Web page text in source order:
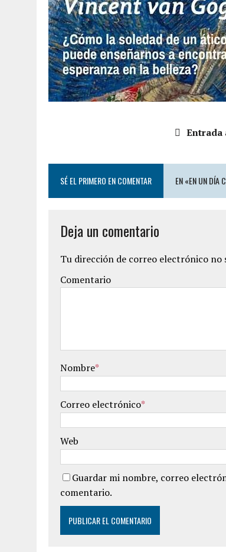
SÉ EL PRIMERO EN COMENTAR EN «EN UN DÍA
Deja un comentario
Tu dirección de correo electrónico no
Comentario
Nombre*
Correo electrónico*
Web
Guardar mi nombre, correo
comentario.